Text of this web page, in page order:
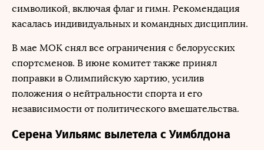
символикой, включая флаг и гимн. Рекомендация
касалась индивидуальных и командных дисциплин.
В мае МОК снял все ограничения с белорусских
спортсменов. В июне комитет также принял
поправки в Олимпийскую хартию, усилив
положения о нейтральности спорта и его
независимости от политического вмешательства.
Серена Уильямс вылетела с Уимблдона